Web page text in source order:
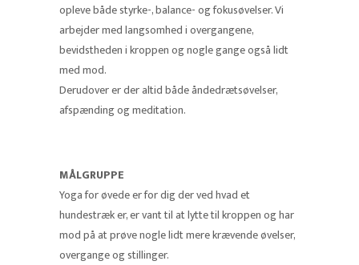
opleve både styrke-, balance- og fokusøvelser. Vi
arbejder med langsomhed i overgangene,
bevidstheden i kroppen og nogle gange også lidt
med mod.
Derudover er der altid både åndedrætsøvelser,
afspænding og meditation.
MÅLGRUPPE
Yoga for øvede er for dig der ved hvad et
hundestræk er, er vant til at lytte til kroppen og har
mod på at prøve nogle lidt mere krævende øvelser,
overgange og stillinger.